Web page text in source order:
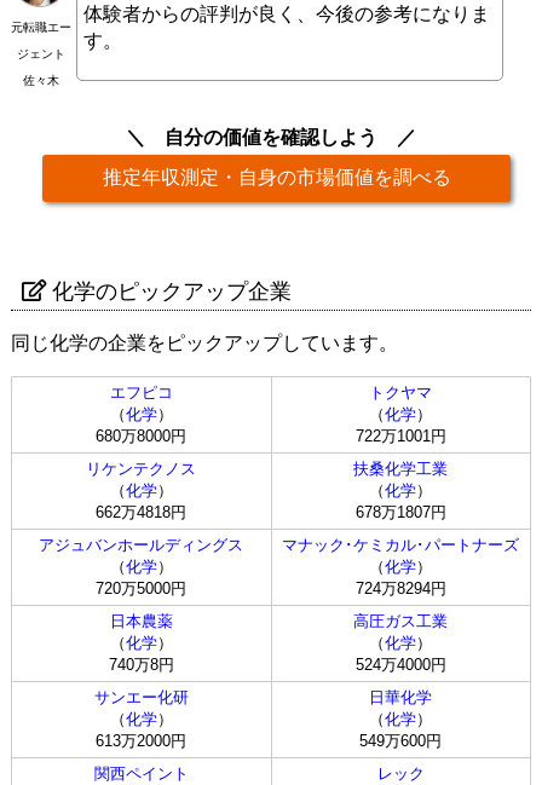
元転職エー
ジェント
佐々木
体験者からの評判が良く、今後の参考になりま
す。
自分の価値を確認しよう
推定年収測定・自身の市場価値を調べる
化学のピックアップ企業
同じ化学の企業をピックアップしています。
エフピコ
（化学）
680万8000円
トクヤマ
（化学）
722万1001円
リケンテクノス
（化学）
662万4818円
扶桑化学工業
（化学）
678万1807円
アジュバンホールディングス
（化学）
720万5000円
マナック･ケミカル･パートナーズ
（化学）
724万8294円
日本農薬
（化学）
740万8円
高圧ガス工業
（化学）
524万4000円
サンエー化研
（化学）
613万2000円
日華化学
（化学）
549万600円
関西ペイント
レック